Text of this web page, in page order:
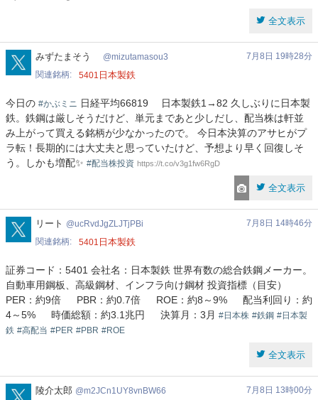
全文表示
mizutamasou3
みずたまそう mizutamasou3
7月8日 19時28分
関連銘柄
5401 日本製鉄
今日の #かぶミニ 日経平均66819 日本製鉄1→82 久しぶりに日本製
鉄。鉄鋼は厳しそうだけど、単元まであと少しだし、配当株は軒並
み上がって買える銘柄が少なかったので。 今日本決算のアサヒがプ
ラ転！長期的には大丈夫と思っていたけど、予想より早く回復しそ
う。しかも増配✨ #配当株投資 https://t.co/v3g1fw6RgD
全文表示
ucRvdJgZLJTjPBi
リート ucRvdJgZLJTjPBi
7月8日 14時46分
関連銘柄
5401 日本製鉄
証券コード：5401 会社名：日本製鉄 世界有数の総合鉄鋼メーカー。
自動車用鋼板、高級鋼材、インフラ向け鋼材 投資指標（目安）
PER：約9倍 PBR：約0.7倍 ROE：約8～9% 配当利回り：約
4～5% 時価総額：約3.1兆円 決算月：3月 #日本株 #鉄鋼 #日本製
鉄 #高配当 #PER #PBR #ROE
全文表示
m2JCn1UY8vnBW66
陵介太郎 m2JCn1UY8vnBW66
7月8日 13時00分